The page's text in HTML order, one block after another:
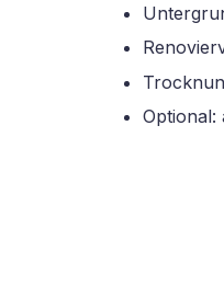
Optional: